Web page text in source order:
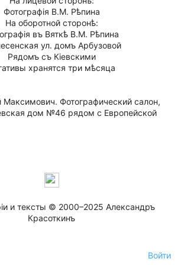
Фотографiя В.М. Рѣпина
На оборотной сторонѣ:
въ Вяткѣ В.М. Рѣпина
ул. домъ Арбузовой
Рядомъ съ Кiевскими
хранятся три мѣсяца
Максимович. Фотографический салон,
дом №46 рядом с Европейской
и тексты © 2000–2025 Александръ
Красоткинъ
Войти